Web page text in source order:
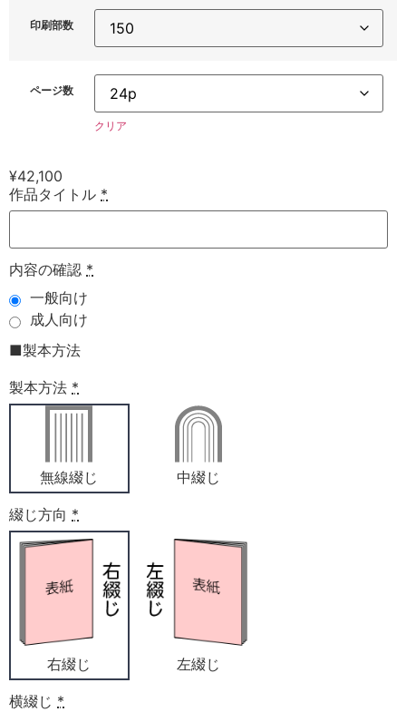
印刷部数
ページ数
クリア
¥42,100
作品タイトル *
内容の確認 *
一般向け
成人向け
■製本方法
製本方法 *
無線綴じ 中綴じ
綴じ方向 *
右綴じ 左綴じ
横綴じ *